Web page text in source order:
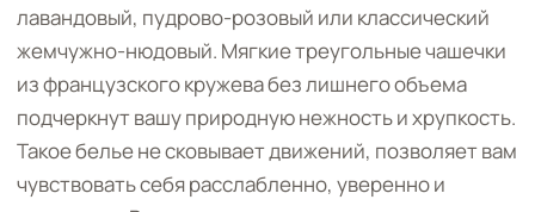
лавандовый, пудрово-розовый или классический
жемчужно-нюдовый. Мягкие треугольные чашечки
из французского кружева без лишнего объема
подчеркнут вашу природную нежность и хрупкость.
Такое белье не сковывает движений, позволяет вам
чувствовать себя расслабленно, уверенно и